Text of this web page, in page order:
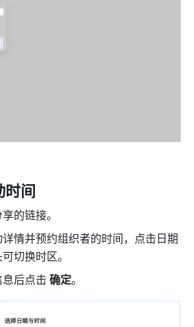
时间
的链接。
情并预约组织者的时间，点击日期
切换时区。
息后点击 确定。